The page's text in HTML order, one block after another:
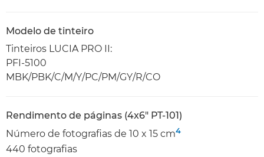
Modelo de tinteiro
Tinteiros LUCIA PRO II:
PFI-5100
MBK/PBK/C/M/Y/PC/PM/GY/R/CO
Rendimento de páginas (4x6" PT-101)
Número de fotografias de 10 x 15 cm4
440 fotografias